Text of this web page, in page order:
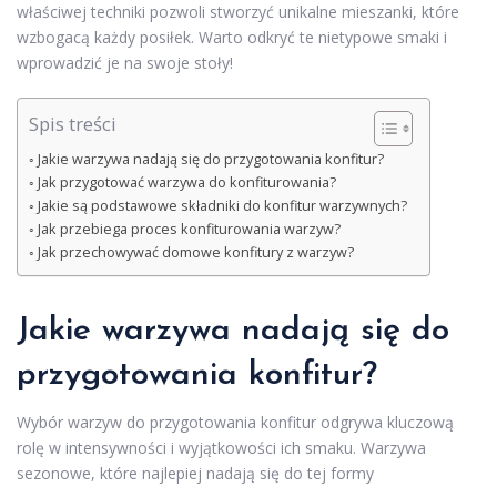
właściwej techniki pozwoli stworzyć unikalne mieszanki, które
wzbogacą każdy posiłek. Warto odkryć te nietypowe smaki i
wprowadzić je na swoje stoły!
Spis treści
Jakie warzywa nadają się do przygotowania konfitur?
Jak przygotować warzywa do konfiturowania?
Jakie są podstawowe składniki do konfitur warzywnych?
Jak przebiega proces konfiturowania warzyw?
Jak przechowywać domowe konfitury z warzyw?
Jakie warzywa nadają się do
przygotowania konfitur?
Wybór warzyw do przygotowania konfitur odgrywa kluczową
rolę w intensywności i wyjątkowości ich smaku. Warzywa
sezonowe, które najlepiej nadają się do tej formy